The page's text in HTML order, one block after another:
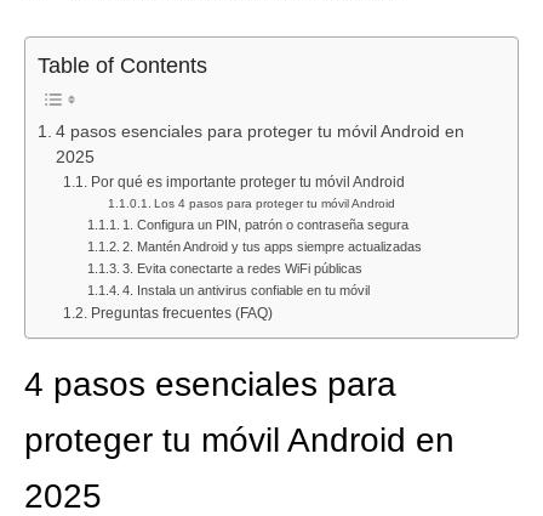
Table of Contents
4 pasos esenciales para proteger tu móvil Android en
2025
Por qué es importante proteger tu móvil Android
Los 4 pasos para proteger tu móvil Android
1. Configura un PIN, patrón o contraseña segura
2. Mantén Android y tus apps siempre actualizadas
3. Evita conectarte a redes WiFi públicas
4. Instala un antivirus confiable en tu móvil
Preguntas frecuentes (FAQ)
4 pasos esenciales para
proteger tu móvil Android en
2025
en
para
tus
protege
tu
móvil
optimiza
de